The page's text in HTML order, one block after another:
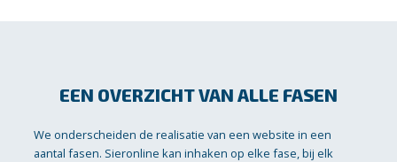
EEN OVERZICHT VAN ALLE FASEN
We onderscheiden de realisatie van een website in een
aantal fasen. Sieronline kan inhaken op elke fase, bij elk